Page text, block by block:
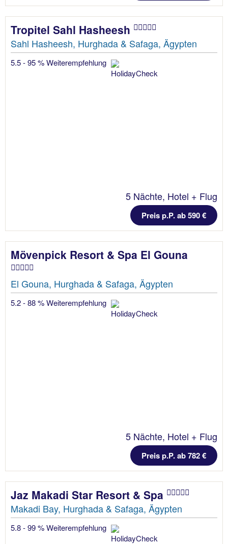
Tropitel Sahl Hasheesh
Sahl Hasheesh, Hurghada & Safaga, Ägypten
5.5 - 95 % Weiterempfehlung
5 Nächte, Hotel + Flug
Preis p.P. ab 590 €
Mövenpick Resort & Spa El Gouna
El Gouna, Hurghada & Safaga, Ägypten
5.2 - 88 % Weiterempfehlung
5 Nächte, Hotel + Flug
Preis p.P. ab 782 €
Jaz Makadi Star Resort & Spa
Makadi Bay, Hurghada & Safaga, Ägypten
5.8 - 99 % Weiterempfehlung